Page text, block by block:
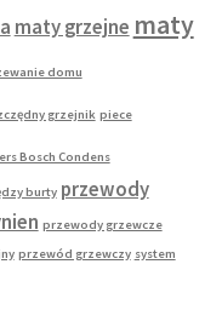
maty grzejne maty
domu
grzejnik piece
Bosch Condens
burty przewody
przewody grzewcze
przewód grzewczy system